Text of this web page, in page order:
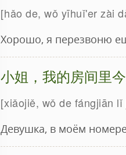
hǎo de, wǒ yīhuǐ'er zài
Хорошо, я перезвоню
小姐，我的房间里
xiǎojiě, wǒ de fángjiān
Девушка, в моём